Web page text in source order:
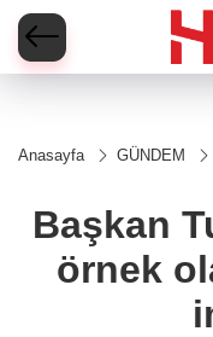
Anasayfa GÜNDEM
Başkan
örnek